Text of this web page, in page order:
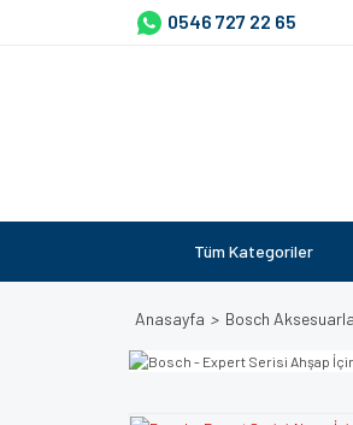
0546 727 22 65
Tüm Kategoriler
Anasayfa Bosch